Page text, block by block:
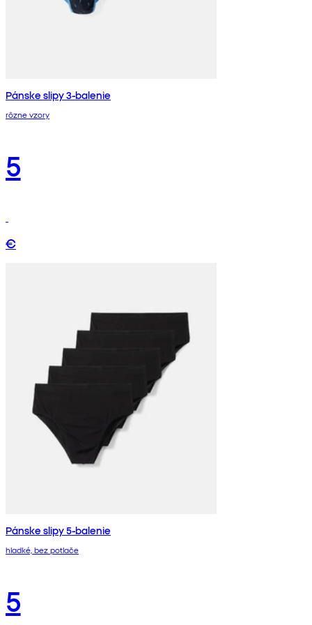
Pánske slipy 3-balenie
rôzne vzory
5
€
Pánske slipy 5-balenie
hladké, bez potlače
5